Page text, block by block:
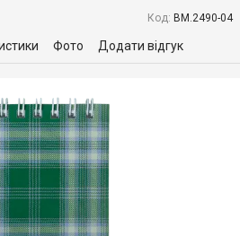
Код: BM.2490-04
Фото Додати відгук